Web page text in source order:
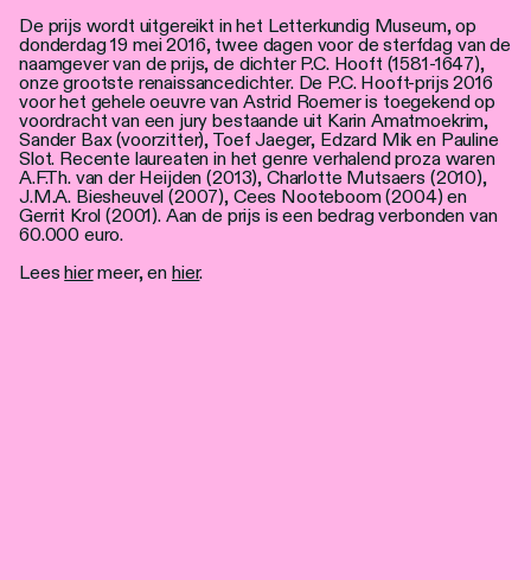
De prijs wordt uitgereikt in het Letterkundig Museum, op
donderdag 19 mei 2016, twee dagen voor de sterfdag van de
naamgever van de prijs, de dichter P.C. Hooft (1581-1647),
onze grootste renaissancedichter. De P.C. Hooft-prijs 2016
voor het gehele oeuvre van Astrid Roemer is toegekend op
voordracht van een jury bestaande uit Karin Amatmoekrim,
Sander Bax (voorzitter), Toef Jaeger, Edzard Mik en Pauline
Slot. Recente laureaten in het genre verhalend proza waren
A.F.Th. van der Heijden (2013), Charlotte Mutsaers (2010),
J.M.A. Biesheuvel (2007), Cees Nooteboom (2004) en
Gerrit Krol (2001). Aan de prijs is een bedrag verbonden van
60.000 euro.
Leeshiermeer, en hier.